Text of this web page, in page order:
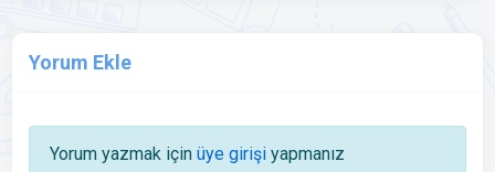
Yorum Ekle
Yorum yazmak için üye girişiyapmanız